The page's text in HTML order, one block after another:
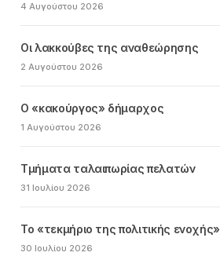
4 Αυγούστου 2026
Οι λακκούβες της αναθεώρησης
2 Αυγούστου 2026
Ο «κακούργος» δήμαρχος
1 Αυγούστου 2026
Τμήματα ταλαιπωρίας πελατών
31 Ιουλίου 2026
Το «τεκμήριο της πολιτικής ενοχής»
30 Ιουλίου 2026